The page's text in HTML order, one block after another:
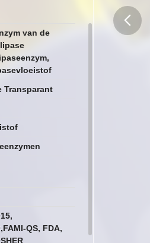
van de
,
Transparant
QS, FDA,